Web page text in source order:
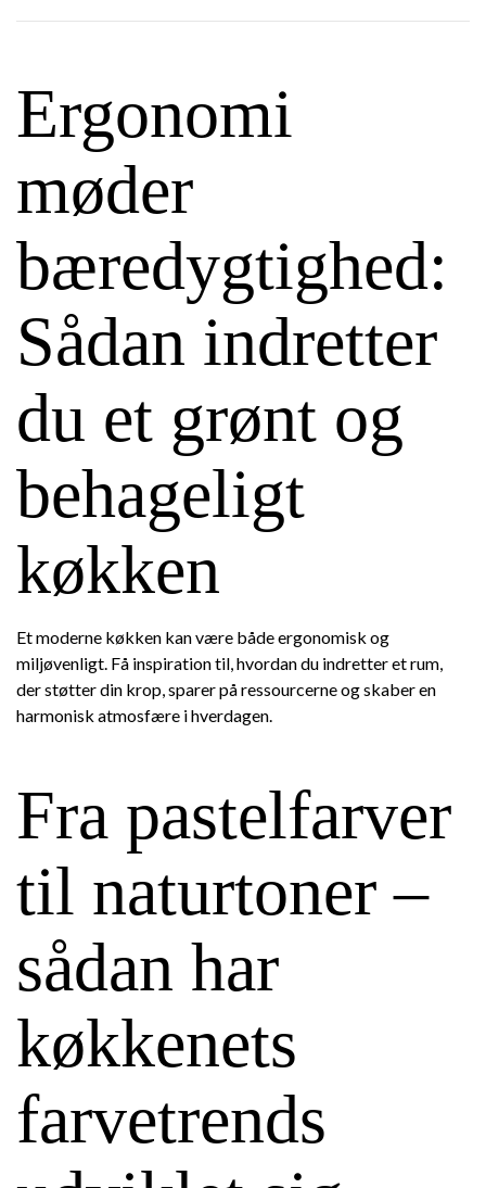
Ergonomi
møder
bæredygtighed:
Sådan indretter
du et grønt og
behageligt
køkken
Et moderne køkken kan være både ergonomisk og
miljøvenligt. Få inspiration til, hvordan du indretter et rum,
der støtter din krop, sparer på ressourcerne og skaber en
harmonisk atmosfære i hverdagen.
Fra pastelfarver
til naturtoner –
sådan har
køkkenets
farvetrends